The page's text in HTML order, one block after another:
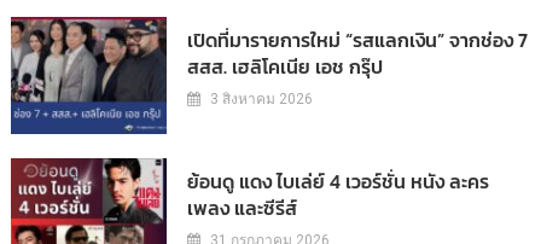
เปิดที่มารายการใหม่ “รสแลกเงิน” จากช่อง 7
สสส. เฮลิโคเนีย เอช กรุ๊ป
3 สิงหาคม 2026
ย้อนดู แดง ไบเล่ย์ 4 เวอร์ชั่น หนัง ละคร
เพลง และซีรีส์
31 กรกฎาคม 2026